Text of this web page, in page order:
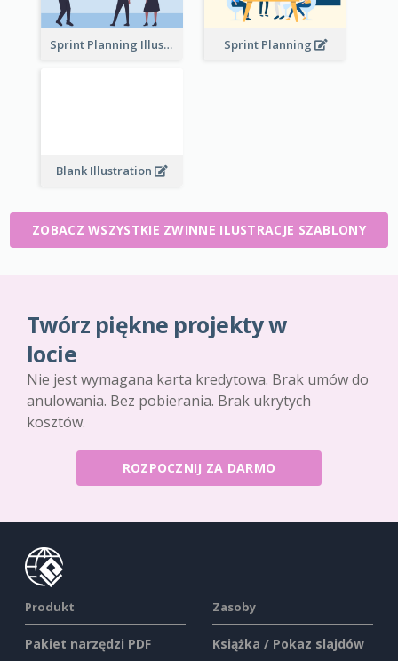
Sprint Planning Illustration Sprint Planning
Blank Illustration
ZOBACZ WSZYSTKIE ZWINNE ILUSTRACJE SZABLONY
Twórz piękne projekty w
locie
Nie jest wymagana karta kredytowa. Brak umów do
anulowania. Bez pobierania. Brak ukrytych
kosztów.
ROZPOCZNIJ ZA DARMO
Produkt
Pakiet narzędzi PDF
Zasoby
Książka / Pokaz slajdów